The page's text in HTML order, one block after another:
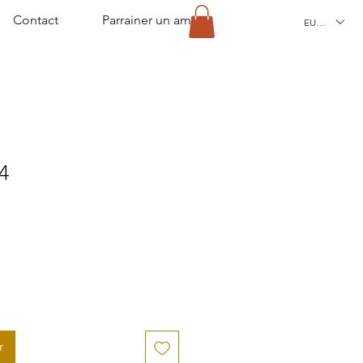
Contact Parrainer un ami EUR (€)